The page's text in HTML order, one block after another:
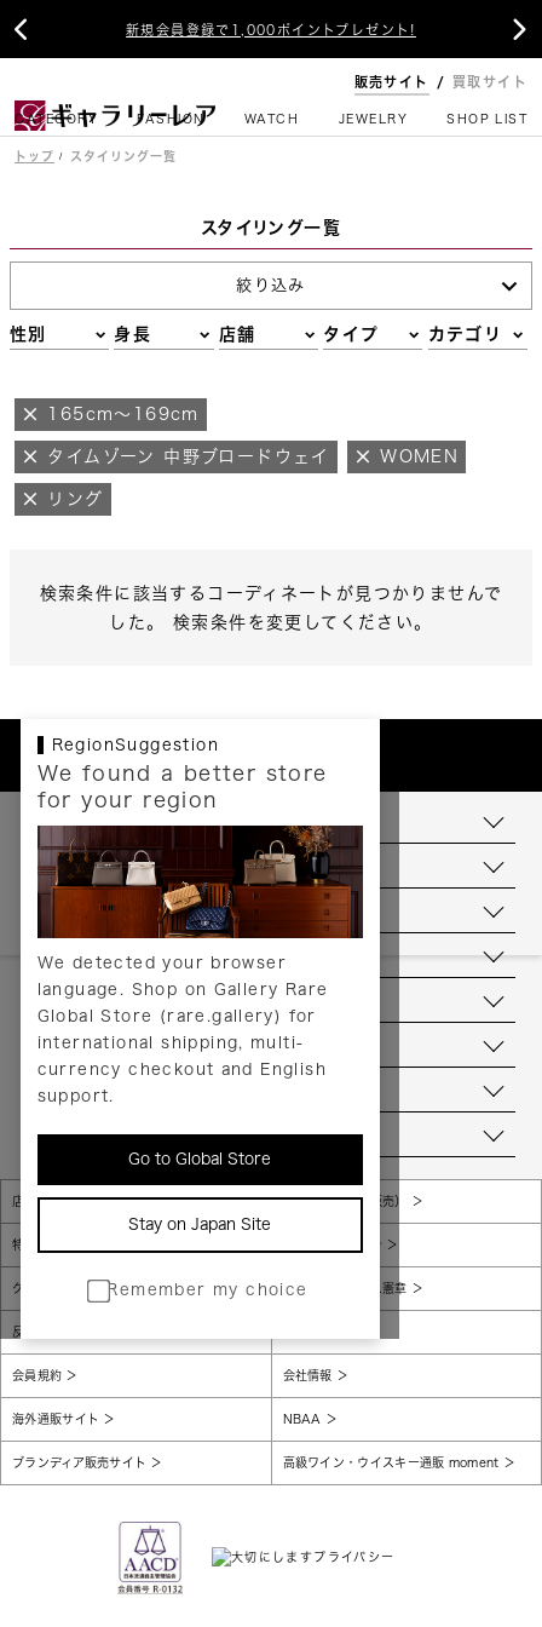
新規会員登録で1,000ポイントプレゼント!
 
販売サイト 買取サイト
CATEGORY FASHION WATCH JEWELRY SHOP LIST
トップ スタイリング一覧
スタイリング一覧
絞り込み
性別 身長 店舗 タイプ カテゴリ
165cm～169cm
タイムゾーン 中野ブロードウェイ WOMEN
リング
検索条件に該当するコーディネートが見つかりませんで
した。 検索条件を変更してください。
RegionSuggestion
We found a better store
for your region
We detected your browser
language. Shop on Gallery Rare
Global Store (rare.gallery) for
international shipping, multi-
currency checkout and English
support.
Go to Global Store
Stay on Japan Site
Remember my choice
お支払いについて
配送について
送料について
返品について
ヘルプ
お問い合わせ
当店について
店舗一覧 販売規約（店頭販売）
特定商取引法に基づく表示 個人情報保護方針
グローバルプライバシーポリシー コンプライアンス憲章
反社会的勢力に対する基本方針
会員規約 会社情報
海外通販サイト NBAA
ブランディア販売サイト 高級ワイン・ウイスキー通販 moment